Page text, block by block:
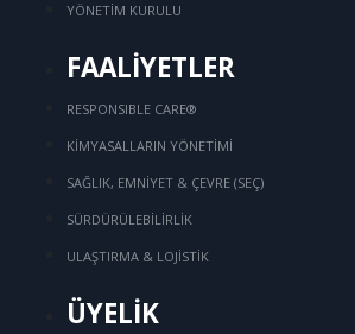
YÖNETİM KURULU
FAALİYETLER
RESPONSIBLE CARE®
KİMYASALLARIN YÖNETİMİ
SAĞLIK, EMNİYET & ÇEVRE (SEÇ)
SÜRDÜRÜLEBİLİRLİK
ULAŞTIRMA & LOJİSTİK
ÜYELİK